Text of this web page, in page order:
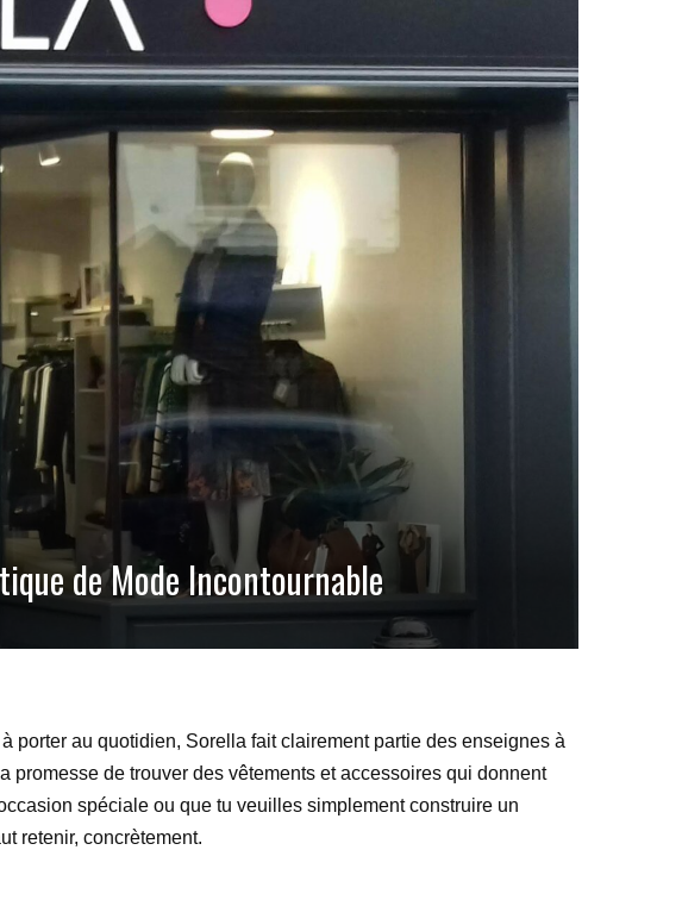
de Mode Incontournable
porter au quotidien, Sorella fait clairement partie des enseignes à
promesse de trouver des vêtements et accessoires qui donnent
spéciale ou que tu veuilles simplement construire un
retenir, concrètement.